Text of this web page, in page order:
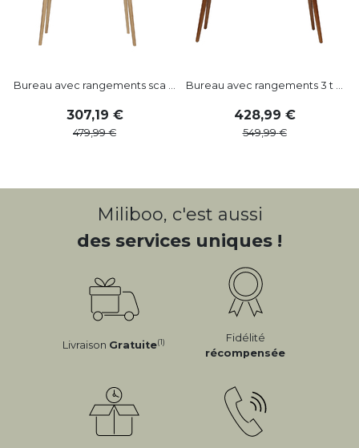
Bureau avec rangements sca ...
307,19
479,99
Bureau avec rangements 3 t ...
428,99
549,99
Miliboo, c'est aussi
des services uniques !
Livraison Gratuite(1)
Fidélité
récompensée